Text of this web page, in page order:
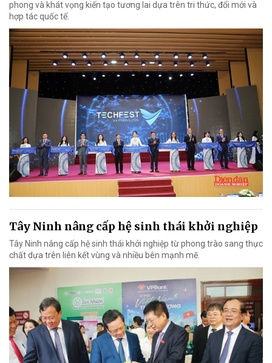
phong và khát vọng kiến tạo tương lai dựa trên tri thức, đổi mới và
hợp tác quốc tế.
Tây Ninh nâng cấp hệ sinh thái khởi nghiệp
Tây Ninh nâng cấp hệ sinh thái khởi nghiệp từ phong trào sang thực
chất dựa trên liên kết vùng và nhiều bên mạnh mẽ.